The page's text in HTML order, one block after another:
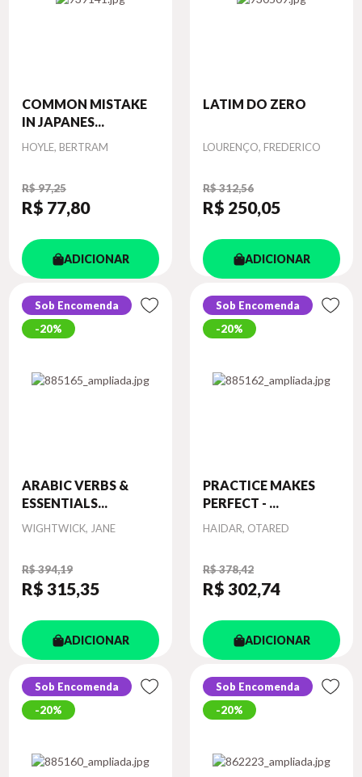
COMMON MISTAKE
IN JAPANES...
Autor
HOYLE, BERTRAM
R$ 97,25
R$ 77,80
ADICIONAR
LATIM DO ZERO
Autor
LOURENÇO, FREDERICO
R$ 312,56
R$ 250,05
ADICIONAR
Sob Encomenda
20%
ARABIC VERBS &
ESSENTIALS...
Autor
WIGHTWICK, JANE
R$ 394,19
R$ 315,35
ADICIONAR
Sob Encomenda
20%
PRACTICE MAKES
PERFECT - ...
Autor
HAIDAR, OTARED
R$ 378,42
R$ 302,74
ADICIONAR
Sob Encomenda
20%
Sob Encomenda
20%